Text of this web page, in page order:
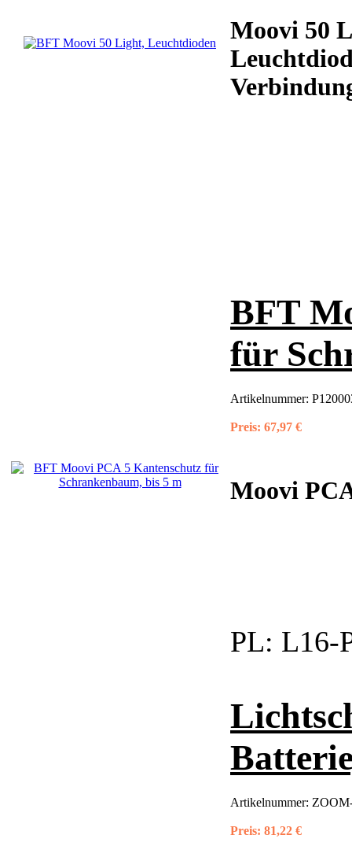
Moovi 50
BFT
für
Artikelnummer:
Preis: 67,97 €
Moovi
PL: L16-
Artikelnummer:
Preis: 81,22 €